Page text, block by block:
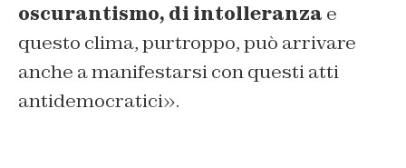
oscurantismo, di intolleranza e
questo clima, purtroppo, può arrivare
anche a manifestarsi con questi atti
antidemocratici».